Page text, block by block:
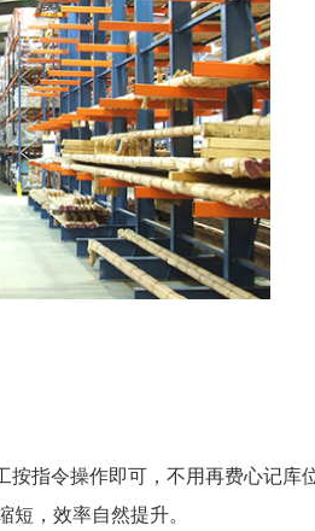
指令操作即可，不用再费心记库
，效率自然提升。